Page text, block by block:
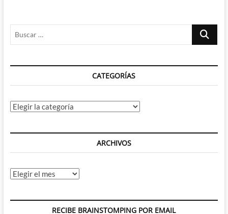
Buscar
CATEGORÍAS
Categorías
ARCHIVOS
Archivos
RECIBE BRAINSTOMPING POR EMAIL